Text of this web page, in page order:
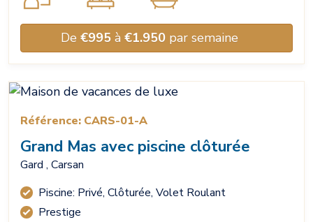
De €995à €1.950par semaine
Référence: CARS-01-A
Grand Mas avec piscine clôturée
Gard , Carsan
Piscine: Privé, Clôturée, Volet Roulant
Prestige